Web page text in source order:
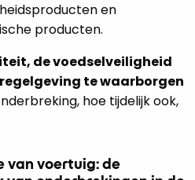
en
producten.
de voedselveiligheid
te waarborgen
hoe tijdelijk ook,
van voertuig: de